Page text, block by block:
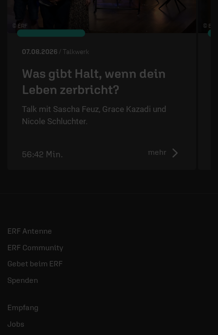
© ÉRF
07.08.2026 / Talkwerk
Was gibt Halt, wenn dein
Leben zerbricht?
Talk mit Sascha Feuz, Grace Kazadi und
Nicole Schluchter.
mehr
56:42 Min.
© ERF
ERF Antenne
ERF Community
Gebet beim ERF
Spenden
Empfang
Jobs